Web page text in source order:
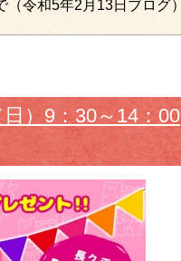
令和5年2月13日ブログ）
）9：30～14：00